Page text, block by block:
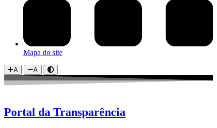
Mapa do site
A A
Portal da Transparência